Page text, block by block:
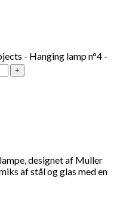
- Hanging lamp n°4 -
designet af Muller
af stål og glas med en